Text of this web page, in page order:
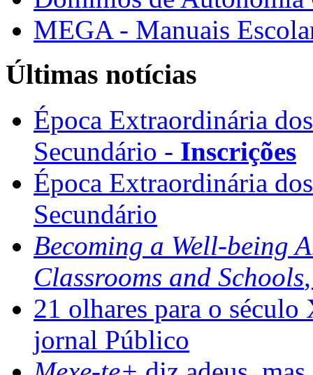
MEGA - Manuais
Últimas notícias
Época Extraordinária
Secundário - Inscrições
Época Extraordinária
Secundário
Becoming a Well-being
Classrooms and Schools
21 olhares para o
jornal Público